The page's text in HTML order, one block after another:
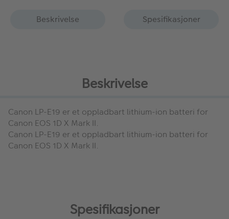
Beskrivelse Spesifikasjoner
Beskrivelse
Canon LP-E19 er et oppladbart lithium-ion batteri for
Canon EOS 1D X Mark II.
Canon LP-E19 er et oppladbart lithium-ion batteri for
Canon EOS 1D X Mark II.
Spesifikasjoner